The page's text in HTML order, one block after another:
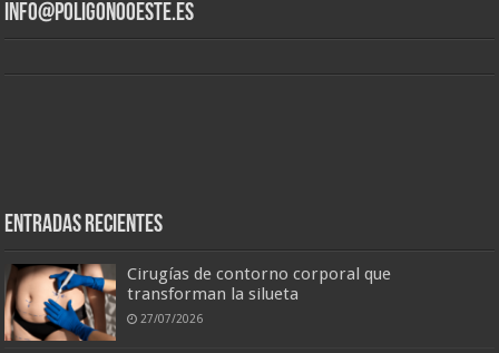
info@poligonooeste.es
Entradas recientes
Cirugías de contorno corporal que
transforman la silueta
27/07/2026